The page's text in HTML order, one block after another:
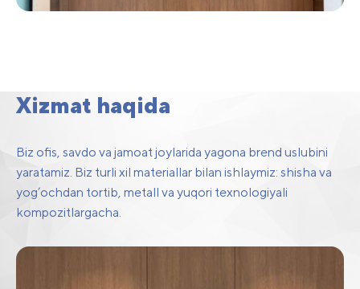
dizayni
Xizmat haqida
Biz ofis, savdo va jamoat joylarida yagona brend uslubini
yaratamiz. Biz turli xil materiallar bilan ishlaymiz: shisha va
yog’ochdan tortib, metall va yuqori texnologiyali
kompozitlargacha.